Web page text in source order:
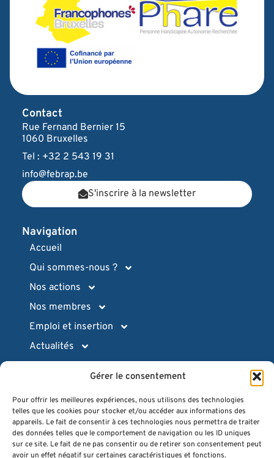
Gérer le consentement
Pour offrir les meilleures expériences, nous utilisons des technologies
telles que les cookies pour stocker et/ou accéder aux informations des
appareils. Le fait de consentir à ces technologies nous permettra de traiter
des données telles que le comportement de navigation ou les ID uniques
sur ce site. Le fait de ne pas consentir ou de retirer son consentement peut
avoir un effet négatif sur certaines caractéristiques et fonctions.
Navigation
Accueil
Qui sommes-nous ?
Nos actions
Nos membres
Emploi et insertion
Actualités
Espace presse
Quiz
FAQ
Contact
Rue Fernand Bernier 15
1060 Bruxelles
Tel : +32 2 543 19 31
info@febrap.be
S'inscrire à la newsletter